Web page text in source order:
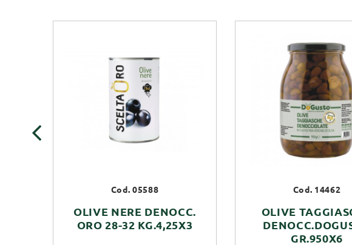
Cod. 05588
OLIVE NERE DENOCC.
ORO 28-32 KG.4,25X3
Cod. 14462
OLIVE
GR.950X6